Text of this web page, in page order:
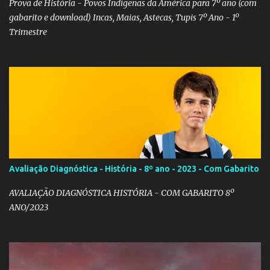
Prova de História - Povos Indígenas da América para 7º ano (com
gabarito e download) Incas, Maias, Astecas, Tupis 7º Ano - 1º
Trimestre
Avaliação Diagnóstica - História - 8º ano - 2023 - Com Gabarito
AVALIAÇÃO DIAGNÓSTICA HISTÓRIA - COM GABARITO 8º
ANO/2023